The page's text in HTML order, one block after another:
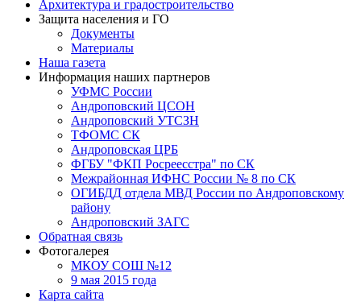
Архитектура и градостроительство
Защита населения и ГО
Документы
Материалы
Наша газета
Информация наших партнеров
УФМС России
Андроповский ЦСОН
Андроповский УТСЗН
ТФОМС СК
Андроповская ЦРБ
ФГБУ "ФКП Росреесстра" по СК
Межрайонная ИФНС России № 8 по СК
ОГИБДД отдела МВД России по Андроповскому
району
Андроповский ЗАГС
Обратная связь
Фотогалерея
МКОУ СОШ №12
9 мая 2015 года
Карта сайта